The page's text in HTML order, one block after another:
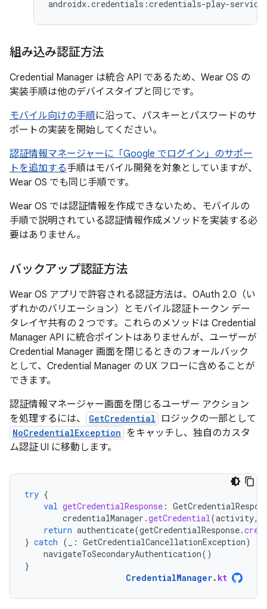
組み込み認証方法
Credential Manager は統合 API であるため、Wear OS の
実装手順は他のデバイスタイプと同じです。
モバイル向けの手順に沿って、パスキーとパスワードのサ
ポートの実装を開始してください。
認証情報マネージャーに「Google でログイン」のサポー
トを追加する手順はモバイル開発を対象としていますが、
Wear OS でも同じ手順です。
Wear OS では認証情報を作成できないため、モバイルの
手順で説明されている認証情報作成メソッドを実装する必
要はありません。
バックアップ認証方法
Wear OS アプリで許容される認証方法は、OAuth 2.0（い
ずれかのバリエーション）とモバイル認証トークン デー
タレイヤ共有の 2 つです。これらのメソッドは Credential
Manager API に統合ポイントはありませんが、ユーザーが
Credential Manager 画面を閉じるときのフォールバック
として、Credential Manager の UX フローに含めることが
できます。
認証情報マネージャー画面を閉じるユーザー アクション
を処理するには、
GetCredential ロジックの一部として
NoCredentialException をキャッチし、独自のカスタ
ム認証 UI に移動します。
try {
val getCredentialResponse :
credentialManager .getCredential(activity,
return authenticate(getCredentialResponse.
} catch ( : GetCredentialCancellationException)
{
navigateToSecondaryAuthentication()
}
CredentialManager. kt